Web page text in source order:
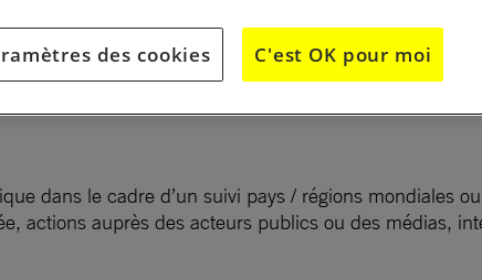
dans le cadre d’un suivi pays / régions mondiales
actions auprès des acteurs publics ou des médias,
des cookies C'est OK pour moi